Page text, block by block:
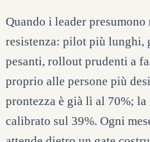
Quando i leader
resistenza: pilot più lunghi,
pesanti, rollout prudenti a
proprio alle persone più
prontezza è già lì al 70%;
calibrato sul 39%. Ogni